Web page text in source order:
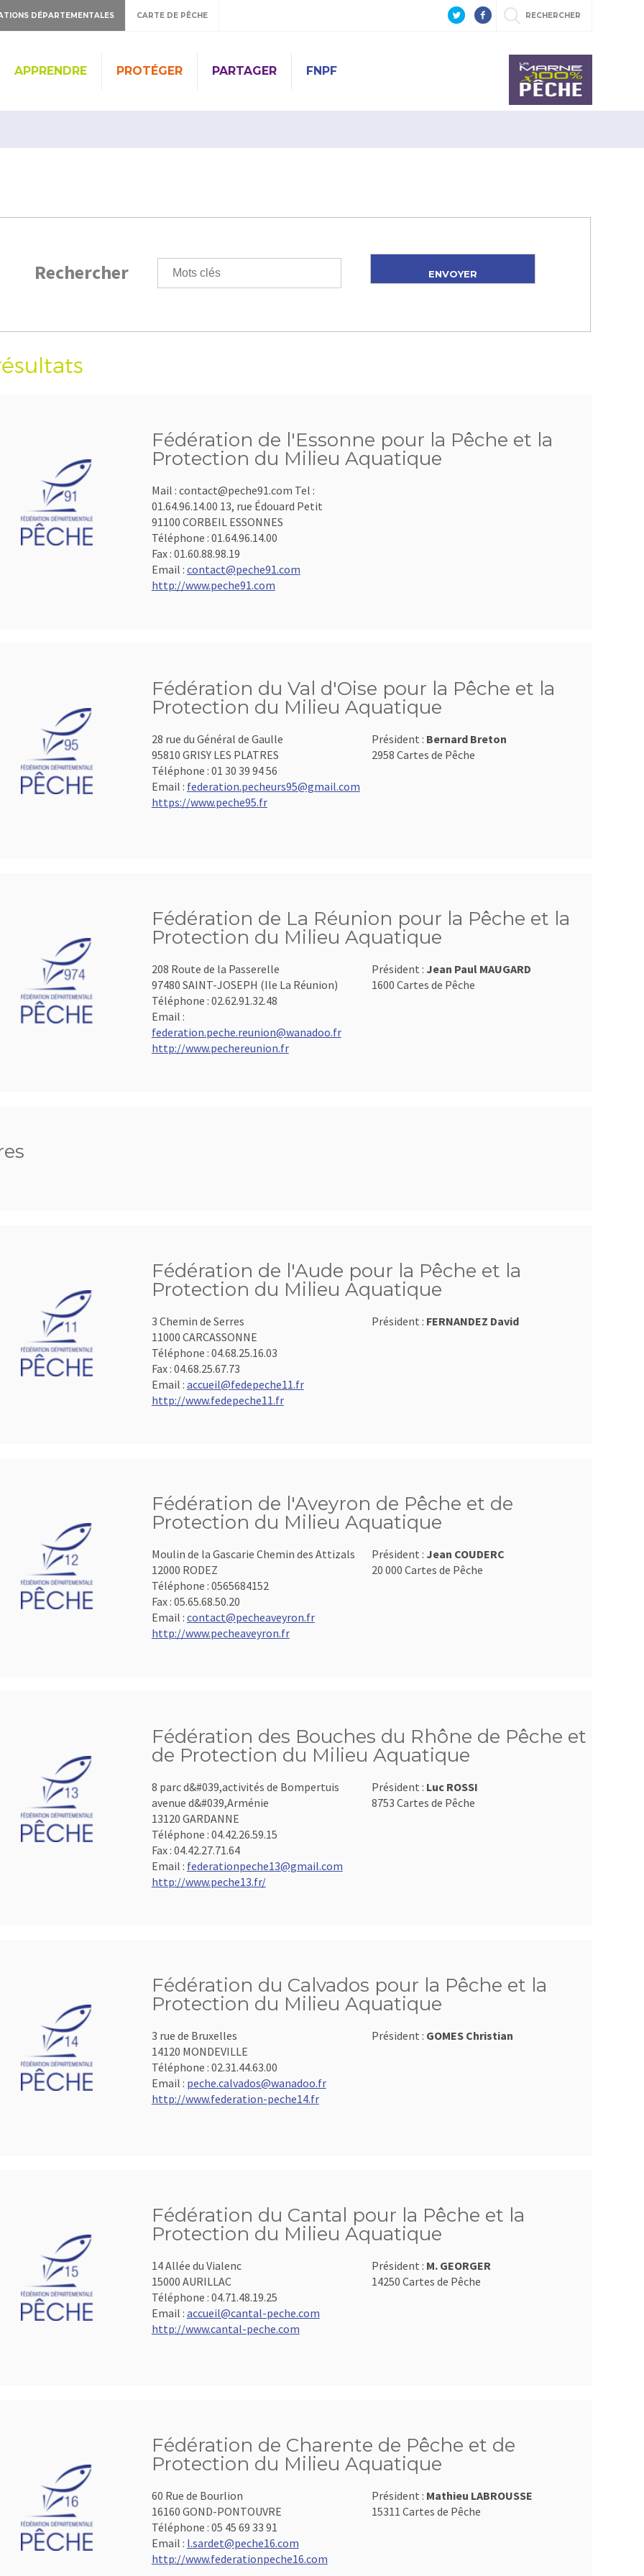
DÉPARTEMENTALES CARTE DE PÊCHE RECHERCHER
APPRENDRE PROTÉGER PARTAGER FNPF
Rechercher
Fédération de l'Essonne pour la Pêche et la
Protection du Milieu Aquatique
Mail : contact@peche91.com Tel :
01.64.96.14.00 13, rue Édouard Petit
91100 CORBEIL ESSONNES
Téléphone : 01.64.96.14.00
Fax : 01.60.88.98.19
Email : contact@peche91.com
http://www.peche91.com
Fédération du Val d'Oise pour la Pêche et la
Protection du Milieu Aquatique
28 rue du Général de Gaulle
95810 GRISY LES PLATRES
Téléphone : 01 30 39 94 56
Email : federation.pecheurs95@gmail.com
https://www.peche95.fr
Président : Bernard Breton
2958 Cartes de Pêche
Fédération de La Réunion pour la Pêche et la
Protection du Milieu Aquatique
208 Route de la Passerelle
97480 SAINT-JOSEPH (Ile La Réunion)
Téléphone : 02.62.91.32.48
Email :
federation.peche.reunion@wanadoo.fr
http://www.pechereunion.fr
Président : Jean Paul MAUGARD
1600 Cartes de Pêche
Fédération de l'Aude pour la Pêche et la
Protection du Milieu Aquatique
3 Chemin de Serres
11000 CARCASSONNE
Téléphone : 04.68.25.16.03
Fax : 04.68.25.67.73
Email : accueil@fedepeche11.fr
http://www.fedepeche11.fr
Président : FERNANDEZ David
Fédération de l'Aveyron de Pêche et de
Protection du Milieu Aquatique
Moulin de la Gascarie Chemin des Attizals
12000 RODEZ
Téléphone : 0565684152
Fax : 05.65.68.50.20
Email : contact@pecheaveyron.fr
http://www.pecheaveyron.fr
Président : Jean COUDERC
20 000 Cartes de Pêche
Fédération des Bouches du Rhône de Pêche et
de Protection du Milieu Aquatique
8 parc d&#039,activités de Bompertuis
avenue d&#039,Arménie
13120 GARDANNE
Téléphone : 04.42.26.59.15
Fax : 04.42.27.71.64
Email : federationpeche13@gmail.com
http://www.peche13.fr/
Président : Luc ROSSI
8753 Cartes de Pêche
Fédération du Calvados pour la Pêche et la
Protection du Milieu Aquatique
3 rue de Bruxelles
14120 MONDEVILLE
Téléphone : 02.31.44.63.00
Email : peche.calvados@wanadoo.fr
http://www.federation-peche14.fr
Président : GOMES Christian
Fédération du Cantal pour la Pêche et la
Protection du Milieu Aquatique
14 Allée du Vialenc
15000 AURILLAC
Téléphone : 04.71.48.19.25
Email : accueil@cantal-peche.com
http://www.cantal-peche.com
Président : M. GEORGER
14250 Cartes de Pêche
Fédération de Charente de Pêche et de
Protection du Milieu Aquatique
60 Rue de Bourlion
16160 GOND-PONTOUVRE
Téléphone : 05 45 69 33 91
Email : l.sardet@peche16.com
http://www.federationpeche16.com
Président : Mathieu LABROUSSE
15311 Cartes de Pêche